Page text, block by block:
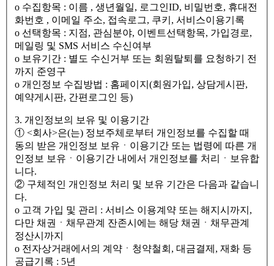
ο 수집항목 : 이름 , 생년월일, 로그인ID, 비밀번호, 휴대전
화번호 , 이메일 주소, 접속로그, 쿠키, 서비스이용기록
ο 선택항목 : 지점, 관심분야, 이벤트선택항목, 가입경로,
메일링 및 SMS 서비스 수신여부
ο 보유기간 : 별도 수신거부 또는 회원탈퇴를 요청하기 전
까지 준영구
ο 개인정보 수집방법 : 홈페이지(회원가입, 상담게시판,
예약게시판, 간편로그인 등)
3. 개인정보의 보유 및 이용기간
① <회사>은(는) 정보주체로부터 개인정보를 수집할 때
동의 받은 개인정보 보유ㆍ이용기간 또는 법령에 따른 개
인정보 보유ㆍ이용기간 내에서 개인정보를 처리ㆍ보유합
니다.
② 구체적인 개인정보 처리 및 보유 기간은 다음과 같습니
다.
ο 고객 가입 및 관리 : 서비스 이용계약 또는 해지시까지,
다만 채권ㆍ채무관계 잔존시에는 해당 채권ㆍ채무관계
정산시까지
ο 전자상거래에서의 계약ㆍ청약철회, 대금결제, 재화 등
공급기록 : 5년